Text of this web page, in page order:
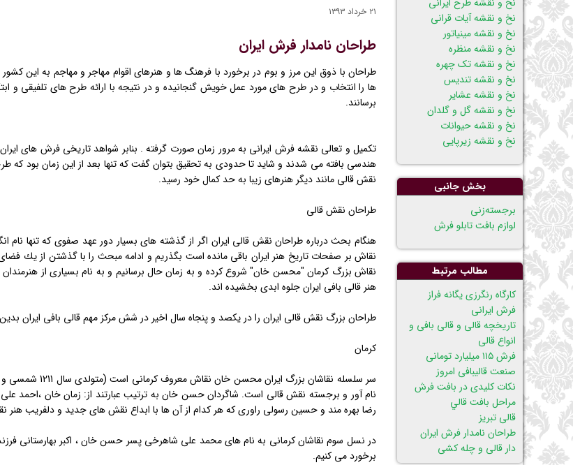
۲۱ خرداد ۱۳۹۳
طراحان نامدار فرش ایران
طراحان با ذوق این مرز و بوم در برخورد با فرهنگ ها و هنرهای اقوام مهاجر و مهاجم به
ها را انتخاب و در طرح های مورد عمل خویش گنجانیده و در نتیجه با ارائه طرح های تلفیقی و
برسانند.
تكمیل و تعالی نقشه فرش ایرانی به مرور زمان صورت گرفته . بنابر شواهد تاریخی فرش های
هندسی بافته می شدند و شاید تا حدودی به تحقیق بتوان گفت كه تنها بعد از این زمان بود كه
نقش قالی مانند دیگر هنرهای زیبا به حد كمال خود رسید.
طراحان نقش قالی
هنگام بحث درباره طراحان نقش قالی ایران اگر از گذشته های بسیار دور عهد صفوی كه تنها
نقاش بر صفحات تاریخ هنر ایران باقی مانده است بگذریم و ادامه مبحث را با گذشتن از یك
نقاش بزرگ كرمان "محسن خان" شروع كرده و به زمان حال برسانیم و به نام بسیاری از
هنر قالی بافی ایران جلوه ابدی بخشیده اند.
طراحان بزرگ نقش قالی ایران را در یكصد و پنجاه سال اخیر در شش مركز مهم قالی بافی ایران
كرمان
نام آور و برجسته نقش قالی است. شاگردان حسن خان به ترتیب عبارتند از: زمان خان ،احمد علی
رضا بهره مند و حسین رسولی راوری كه هر كدام از آن ها با ابداع نقش های جدید و دلفریب هنر
در نسل سوم نقاشان كرمانی به نام های محمد علی شاهرخی پسر حسن خان ، اكبر بهارستانی
برخورد می كنیم.
نخ و نقشه آیات قرانی
نخ و نقشه مینیاتور
نخ و نقشه منظره
نخ و نقشه تک چهره
نخ و نقشه تندیس
نخ و نقشه عشایر
نخ و نقشه گل و گلدان
نخ و نقشه حیوانات
نخ و نقشه زیرپایی
بخش جانبی
پریدن
برجسته‌زنی
لوازم بافت تابلو فرش
مطالب مرتبط
كارگاه رنگرزی يگانه فراز
فرش ایرانی
تاریخچه قالی و قالی بافی و
انواع قالی
فرش ۱۱۵ میلیارد تومانی
صنعت قالیبافی امروز
نکات کلیدی در بافت فرش
مراحل بافت قالي
قالی تبریز
طراحان نامدار فرش ایران
دار قالی و چله کشی